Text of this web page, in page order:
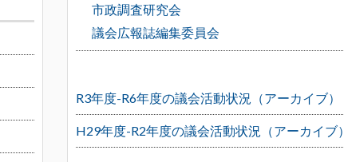
市政調査研究会
議会広報誌編集委員会
R3年度-R6年度の議会活動状況（アーカイブ）
H29年度-R2年度の議会活動状況（アーカイブ）